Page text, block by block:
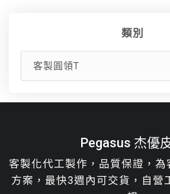
類別
客製圓領T
Pegasus 杰優
客製化代工製作，品質保證，為
方案，最快3週內可交貨，自營